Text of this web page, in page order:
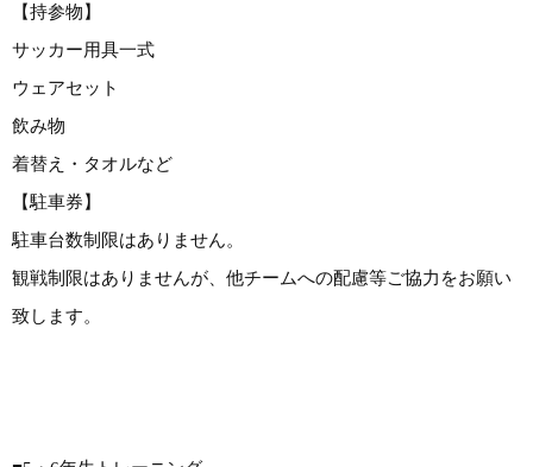
【持参物】
サッカー用具一式
ウェアセット
飲み物
着替え・タオルなど
【駐車券】
駐車台数制限はありません。
観戦制限はありませんが、他チームへの配慮等ご協力をお願い
致します。